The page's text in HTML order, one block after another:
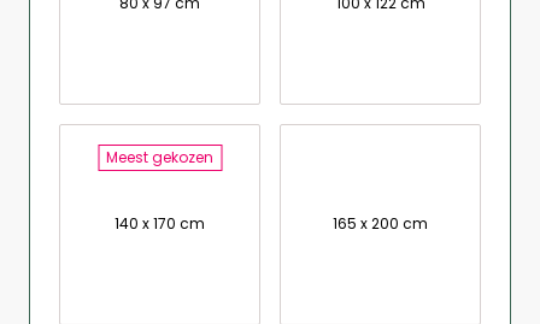
Meest gekozen
140 x 170 cm 165 x 200 cm